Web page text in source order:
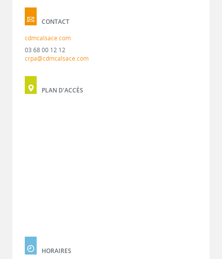
CONTACT
cdmcalsace.com
03 68 00 12 12
crpa@cdmcalsace.com
PLAN D'ACCÈS
HORAIRES